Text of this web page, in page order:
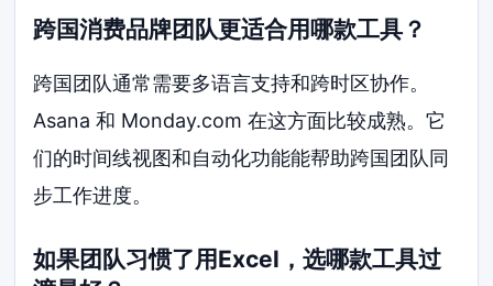
跨国消费品牌团队更适合用哪款工具？
跨国团队通常需要多语言支持和跨时区协作。
Asana 和 Monday.com 在这方面比较成熟。它
们的时间线视图和自动化功能能帮助跨国团队同
步工作进度。
如果团队习惯了用Excel，选哪款工具过